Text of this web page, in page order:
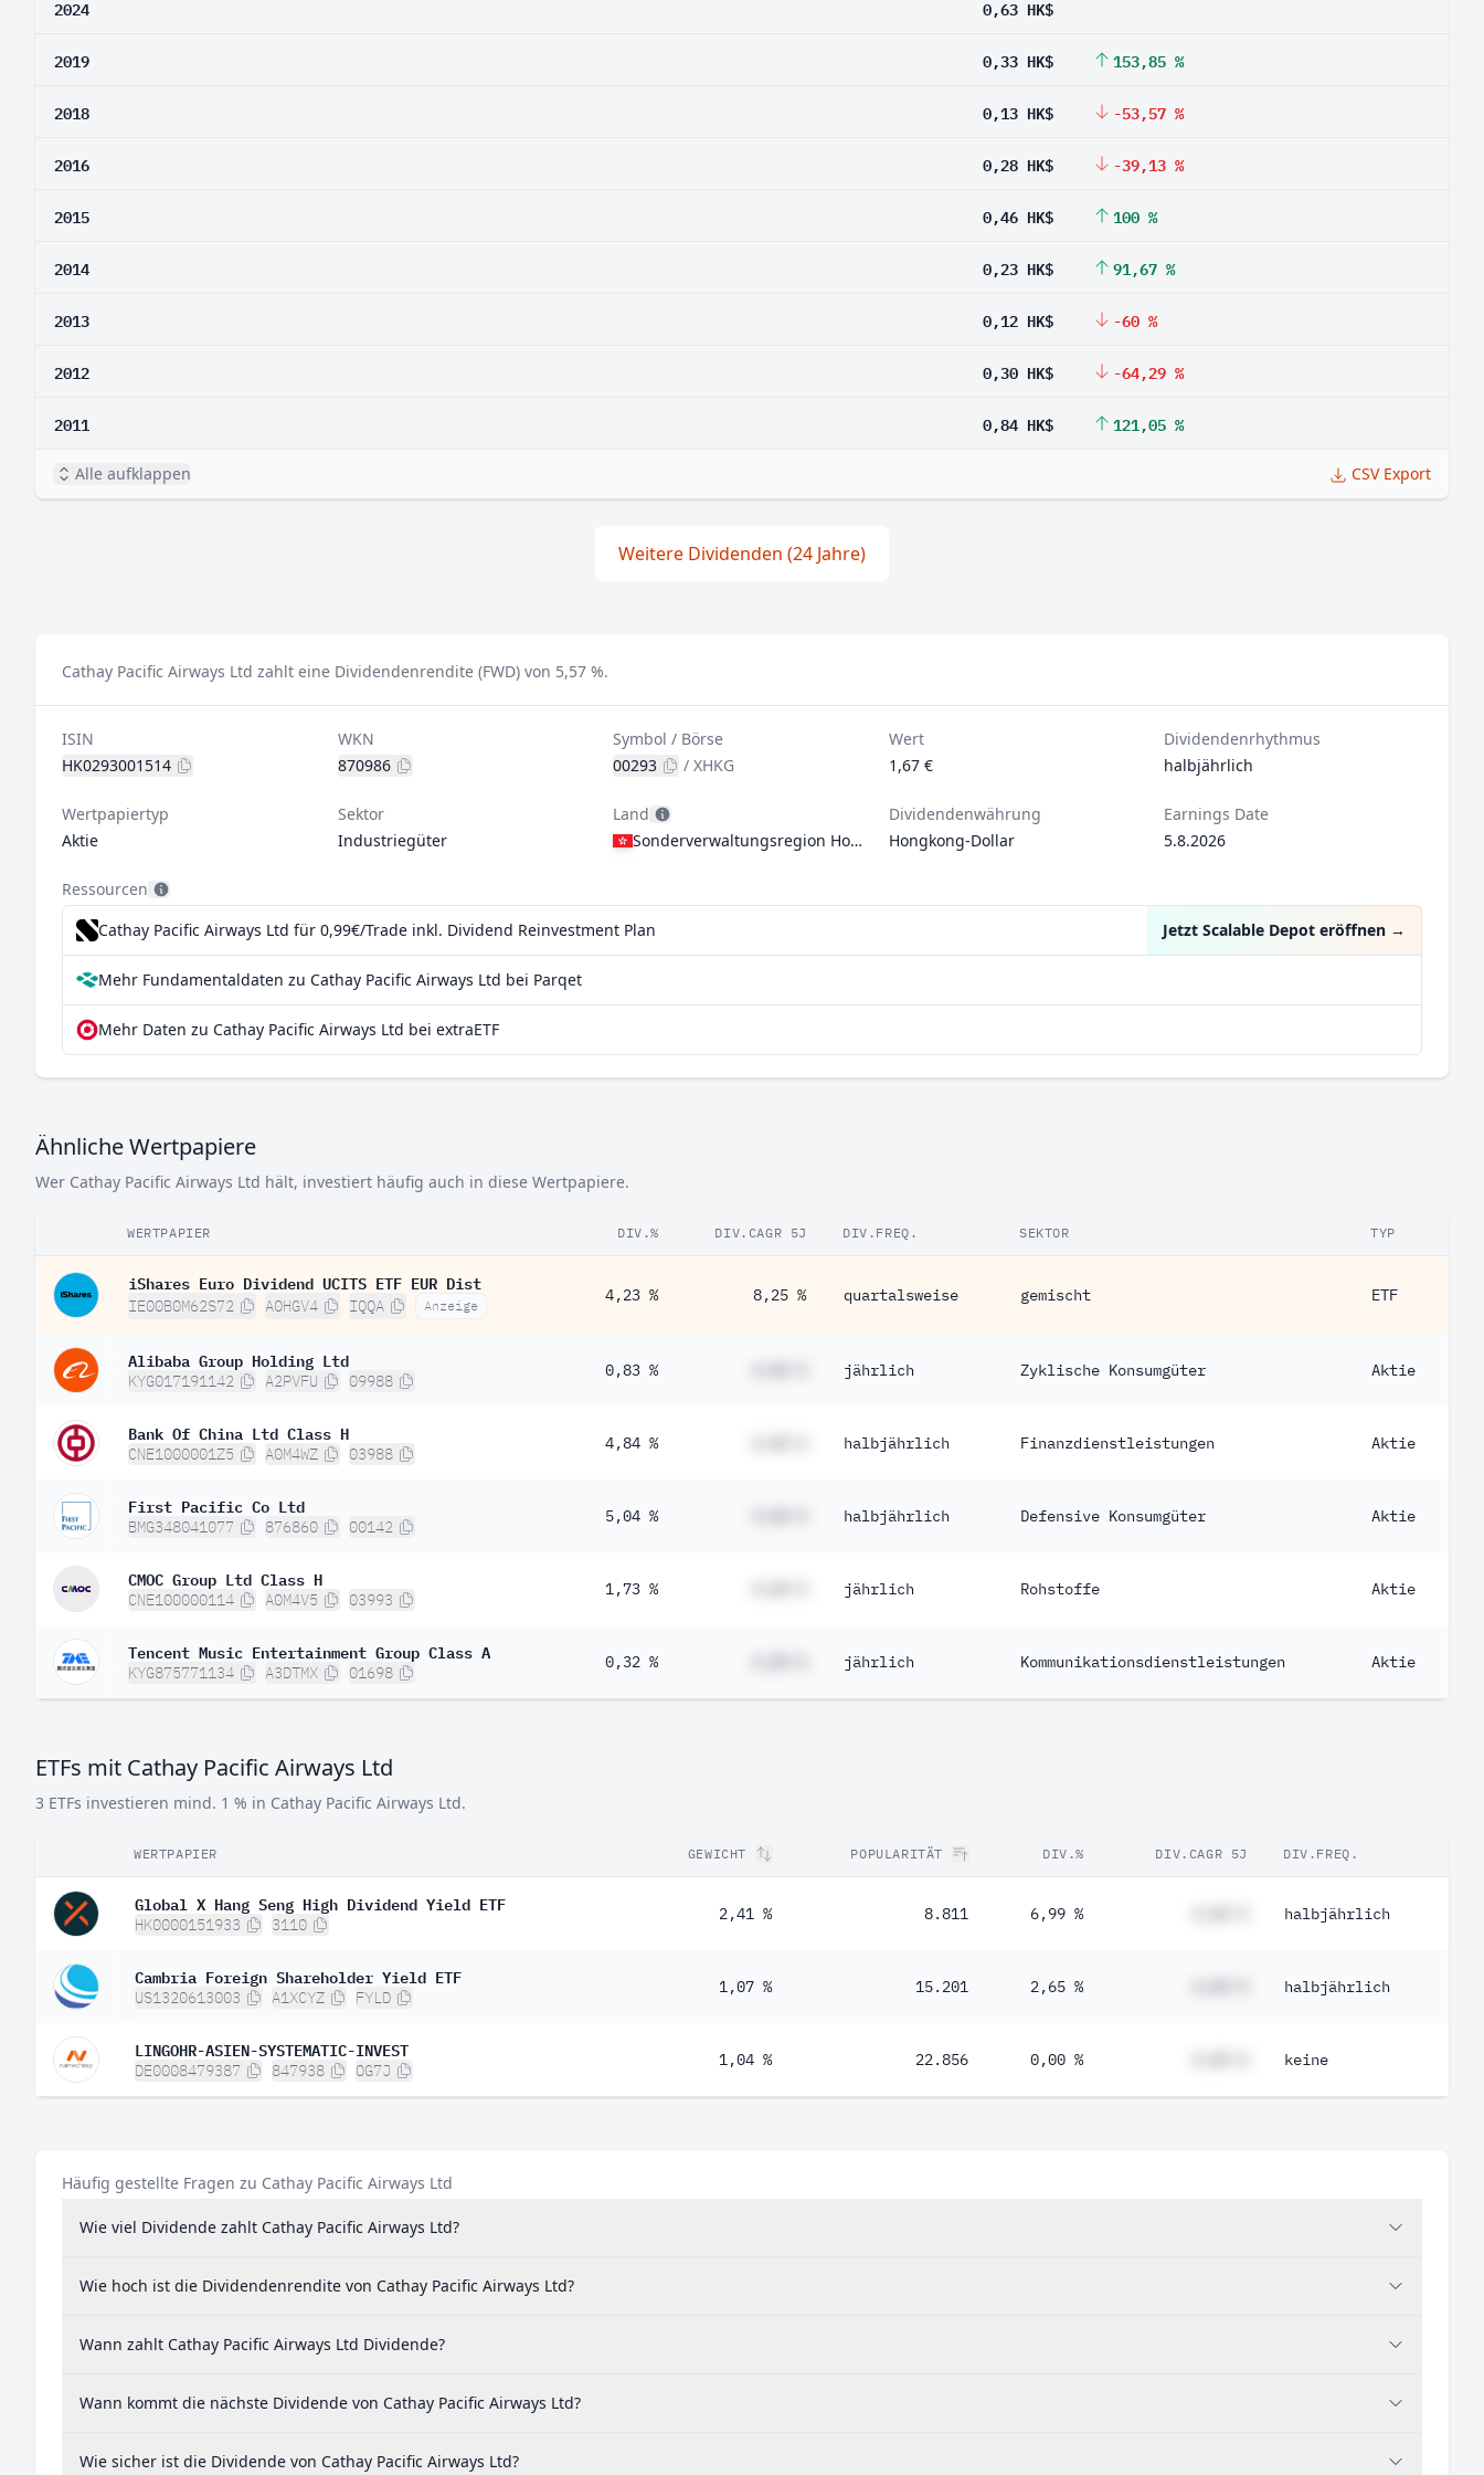
2024 0,63 HK$
2019 0,33 HK$ 153,85 %
2018 0,13 HK$ -53,57 %
2016 0,28 HK$ -39,13 %
2015 0,46 HK$ 100 %
2014 0,23 HK$ 91,67 %
2013 0,12 HK$ -60 %
2012 0,30 HK$ -64,29 %
2011 0,84 HK$ 121,05 %
Alle aufklappen CSV Export
Weitere Dividenden (24 Jahre)
Cathay Pacific Airways Ltd zahlt eine Dividendenrendite (FWD) von 5,57 %.
ISIN
HK0293001514
WKN
870986
Symbol / Börse
00293
/XHKG
Wert
1,67 €
Dividendenrhythmus
halbjährlich
Wertpapiertyp
Aktie
Sektor
Industriegüter
Land
Sonderverwaltungsregion Hongkong
Dividendenwährung
Hongkong-Dollar
Earnings Date
5.8.2026
Ressourcen
Cathay Pacific Airways Ltd für 0,99€/Trade inkl. Dividend Reinvestment Plan
Jetzt Scalable Depot eröffnen →
Mehr Fundamentaldaten zu Cathay Pacific Airways Ltd bei Parqet
Mehr Daten zu Cathay Pacific Airways Ltd bei extraETF
Ähnliche Wertpapiere
Wer Cathay Pacific Airways Ltd hält, investiert häufig auch in diese Wertpapiere.
WERTPAPIER DIV.% DIV.CAGR 5J DIV.FREQ. SEKTOR TYP
iShares Euro Dividend UCITS ETF EUR Dist
IE00B0M62S72 A0HGV4 IQQA Anzeige
4,23 % 8,25 % quartalsweise gemischt ETF
Alibaba Group Holding Ltd
KYG017191142 A2PVFU 09988
0,83 % jährlich Zyklische Konsumgüter Aktie
Bank Of China Ltd Class H
CNE1000001Z5 A0M4WZ 03988
4,84 % halbjährlich Finanzdienstleistungen Aktie
First Pacific Co Ltd
BMG348041077 876860 00142
5,04 % halbjährlich Defensive Konsumgüter Aktie
CMOC Group Ltd Class H
CNE100000114 A0M4V5 03993
1,73 % jährlich Rohstoffe Aktie
Tencent Music Entertainment Group Class A
KYG875771134 A3DTMX 01698
0,32 % jährlich Kommunikationsdienstleistungen Aktie
ETFs mit Cathay Pacific Airways Ltd
3 ETFs investieren mind. 1 % in Cathay Pacific Airways Ltd.
WERTPAPIER GEWICHT POPULARITÄT DIV.% DIV.CAGR 5J DIV.FREQ.
Global X Hang Seng High Dividend Yield ETF
HK0000151933 3110
2,41 % 8.811 6,99 % halbjährlich
Cambria Foreign Shareholder Yield ETF
US1320613003 A1XCYZ FYLD
1,07 % 15.201 2,65 % halbjährlich
LINGOHR-ASIEN-SYSTEMATIC-INVEST
DE0008479387 847938 OG7J
1,04 % 22.856 0,00 % keine
Häufig gestellte Fragen zu Cathay Pacific Airways Ltd
Wie viel Dividende zahlt Cathay Pacific Airways Ltd?
Wie hoch ist die Dividendenrendite von Cathay Pacific Airways Ltd?
Wann zahlt Cathay Pacific Airways Ltd Dividende?
Wann kommt die nächste Dividende von Cathay Pacific Airways Ltd?
Wie sicher ist die Dividende von Cathay Pacific Airways Ltd?